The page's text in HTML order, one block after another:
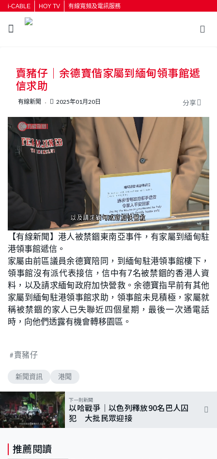
i-CABLE HOY TV 有線寬頻及電訊服務
按輸入鍵開始搜尋
賣豬仔｜余德寶偕家屬到緬甸領事館遞
信求助
有線新聞 2025年01月20日 分享
n
m
t
e
L
o
a
d
:
7
7
.
1
4
%
【有線新聞】港人被禁錮東南亞事件，有家屬到緬甸駐
港領事館遞信。
家屬由前區議員余德寶陪同，到緬甸駐港領事館樓下，
領事館沒有派代表接信，信中有7名被禁錮的香港人資
料，以及請求緬甸政府加快營救。余德寶指早前有其他
家屬到緬甸駐港領事館求助，領事館未見積極，家屬就
稱被禁錮的家人已失聯近四個星期，最後一次通電話
時，向他們透露有機會轉移園區。
賣豬仔
新聞資訊 港聞
下一則新聞
以哈戰爭｜以色列釋放90名巴人囚
犯 大批民眾迎接
推薦閱讀